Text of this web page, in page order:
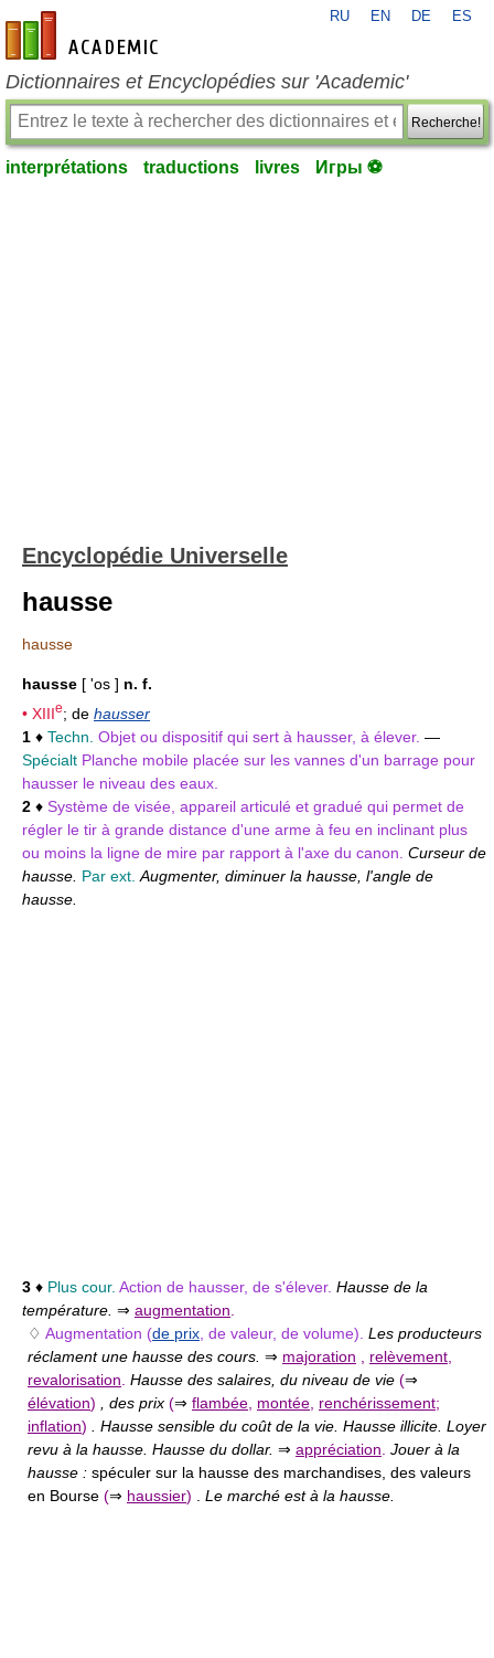
fr-academic.com
RU EN DE ES
Dictionnaires et Encyclopédies sur 'Academic'
Recherche!
interprétations traductions livres Игры ⚽
Encyclopédie Universelle
hausse
hausse
hausse [ 'os ] n. f.
• XIIIe; de hausser
1 ♦ Techn. Objet ou dispositif qui sert à hausser, à élever. —
Spécialt Planche mobile placée sur les vannes d'un barrage pour
hausser le niveau des eaux.
2 ♦ Système de visée, appareil articulé et gradué qui permet de
régler le tir à grande distance d'une arme à feu en inclinant plus
ou moins la ligne de mire par rapport à l'axe du canon. Curseur de
hausse. Par ext. Augmenter, diminuer la hausse, l'angle de
hausse.
3 ♦ Plus cour. Action de hausser, de s'élever. Hausse de la
température. ⇒ augmentation
♢ Augmentation (de prix , de valeur, de volume). Les producteurs
réclament une hausse des cours. ⇒ majoration relèvement
revalorisation Hausse des salaires, du niveau de vie (⇒
élévation) , des prix (⇒ flambée montée renchérissement;
inflation) . Hausse sensible du coût de la vie. Hausse illicite. Loyer
revu à la hausse. Hausse du dollar. ⇒ appréciation Jouer à la
hausse : spéculer sur la hausse des marchandises, des valeurs
en Bourse (⇒ haussier) Le marché est à la hausse.